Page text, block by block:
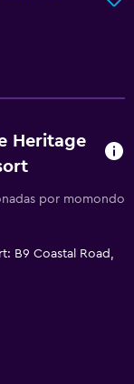
Heritage
por momondo
B9 Coastal Road,